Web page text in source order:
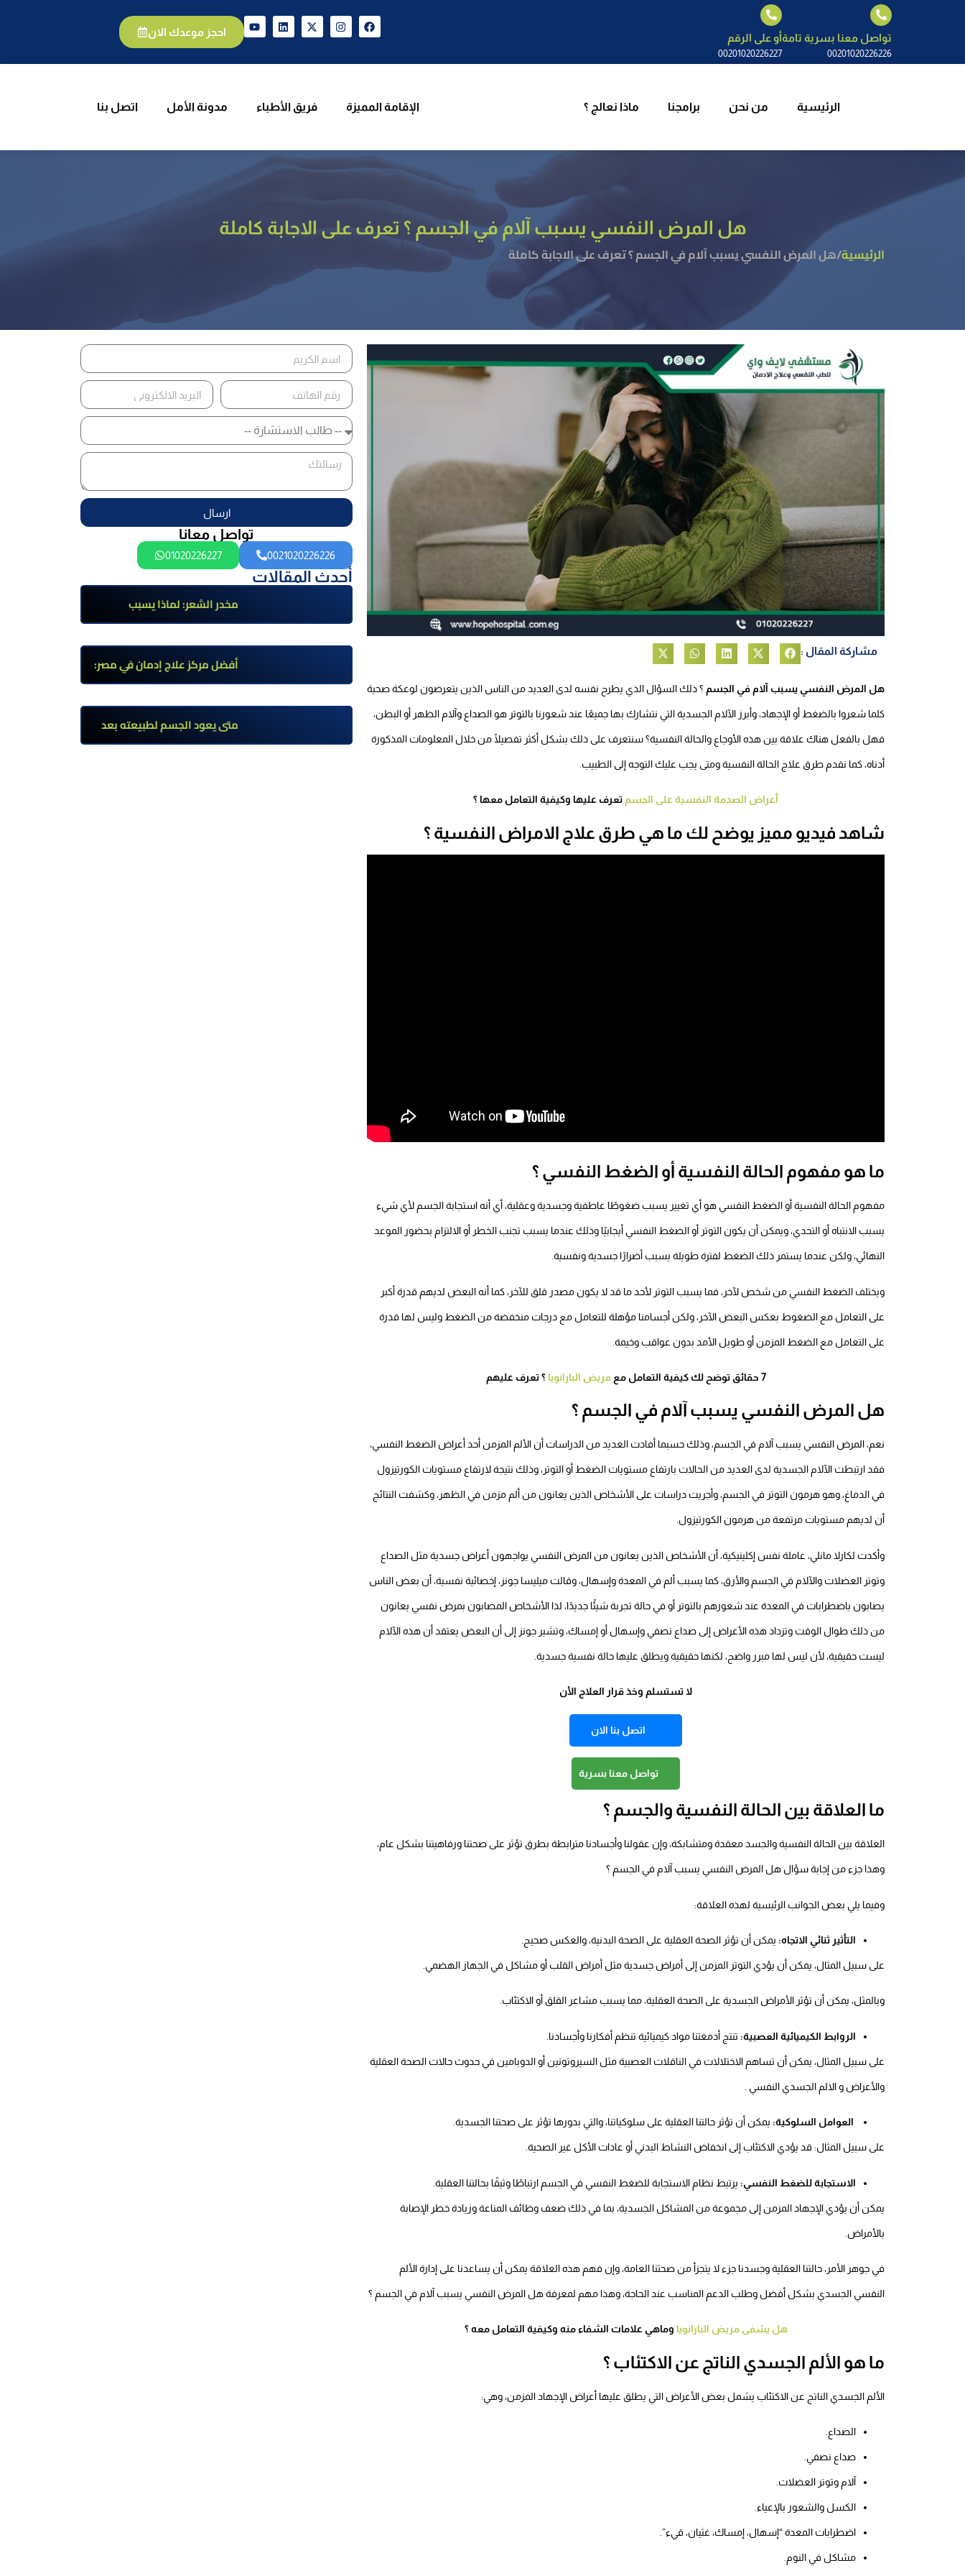
تواصل معنا بسرية تامة
00201020226226
أو على الرقم
00201020226227
احجز موعدك الان
الرئيسية من نحن برامجنا ماذا نعالج ؟ الإقامة المميزة فريق الأطباء مدونة الأمل اتصل بنا
فريق الأطباء مدونة الأمل اتصل بنا
هل المرض النفسي يسبب آلام في الجسم ؟ تعرف على الاجابة كاملة
الرئيسية/هل المرض النفسي يسبب آلام في الجسم ؟ تعرف على الاجابة كاملة
مشاركة المقال :
هل المرض النفسي يسبب آلام في الجسم ؟ ذلك السؤال الذي يطرح نفسه لدى العديد من الناس الذين يتعرضون لوعكة صحية
كلما شعروا بالضغط أو الإجهاد، وأبرز الآلام الجسدية التي نتشارك بها جميعًا عند شعورنا بالتوتر هو الصداع وآلام الظهر أو البطن،
فهل بالفعل هناك علاقة بين هذه الأوجاع والحالة النفسية؟ سنتعرف على ذلك بشكل أكثر تفصيلًا من خلال المعلومات المذكورة
أدناه، كما نقدم طرق علاج الحالة النفسية ومتى يجب عليك التوجه إلى الطبيب.
أعراض الصدمة النفسية على الجسم تعرف عليها وكيفية التعامل معها ؟
شاهد فيديو مميز يوضح لك ما هي طرق علاج الامراض النفسية ؟
ما هو مفهوم الحالة النفسية أو الضغط النفسي ؟
مفهوم الحالة النفسية أو الضغط النفسي هو أي تغيير يسبب ضغوطًا عاطفية وجسدية وعقلية، أي أنه استجابة الجسم لأي شيء
يسبب الانتباه أو التحدي، ويمكن أن يكون التوتر أو الضغط النفسي أيجابيًا وذلك عندما يسبب تجنب الخطر أو الالتزام بحضور الموعد
النهائي، ولكن عندما يستمر ذلك الضغط لفترة طويلة يسبب أضرارًا جسدية ونفسية.
ويختلف الضغط النفسي من شخص لآخر، فما يسبب التوتر لأحد ما قد لا يكون مصدر قلق للآخر، كما أنه البعض لديهم قدرة أكبر
على التعامل مع الضغوط بعكس البعض الآخر، ولكن أجسامنا مؤهلة للتعامل مع درجات منخفضة من الضغط وليس لها قدرة
على التعامل مع الضغط المزمن أو طويل الأمد بدون عواقب وخيمة.
7 حقائق توضح لك كيفية التعامل مع مريض البارانويا ؟ تعرف عليهم
هل المرض النفسي يسبب آلام في الجسم ؟
نعم، المرض النفسي يسبب آلام في الجسم، وذلك حسبما أفادت العديد من الدراسات أن الألم المزمن أحد أعراض الضغط النفسي،
فقد ارتبطت الآلام الجسدية لدى العديد من الحالات بارتفاع مستويات الضغط أو التوتر، وذلك نتيجة لارتفاع مستويات الكورتيزول
في الدماغ، وهو هرمون التوتر في الجسم، وأجريت دراسات على الأشخاص الذين يعانون من ألم مزمن في الظهر، وكشفت النتائج
أن لديهم مستويات مرتفعة من هرمون الكورتيزول.
وأكدت لكارلا مانلي، عاملة نفس إكلينيكية، أن الأشخاص الذين يعانون من المرض النفسي يواجهون أعراض جسدية مثل الصداع
وتوتر العضلات والآلام في الجسم والأرق، كما يسبب ألم في المعدة وإسهال، وقالت ميليسا جونز، إخصائية نفسية، أن بعض الناس
يصابون باضطرابات في المعدة عند شعورهم بالتوتر أو في حالة تجربة شيئًا جديدًا، لذا الأشخاص المصابون بمرض نفسي يعانون
من ذلك طوال الوقت وتزداد هذه الأعراض إلى صداع نصفي وإسهال أو إمساك، وتشير جونز إلى أن البعض يعتقد أن هذه الآلام
ليست حقيقية، لأن ليس لها مبرر واضح، لكنها حقيقية ويطلق عليها حالة نفسية جسدية.
لا تستسلم وخذ قرار العلاج الأن
اتصل بنا الان
تواصل معنا بسرية
ما العلاقة بين الحالة النفسية والجسم ؟
العلاقة بين الحالة النفسية والجسد معقدة ومتشابكة، وإن عقولنا وأجسادنا مترابطة بطرق تؤثر على صحتنا ورفاهيتنا بشكل عام،
وهذا جزء من إجابة سؤال هل المرض النفسي يسبب آلام في الجسم ؟
وفيما يلي بعض الجوانب الرئيسية لهذه العلاقة:
التأثير ثنائي الاتجاه: يمكن أن تؤثر الصحة العقلية على الصحة البدنية، والعكس صحيح.
على سبيل المثال، يمكن أن يؤدي التوتر المزمن إلى أمراض جسدية مثل أمراض القلب أو مشاكل في الجهاز الهضمي.
وبالمثل، يمكن أن تؤثر الأمراض الجسدية على الصحة العقلية، مما يسبب مشاعر القلق أو الاكتئاب.
الروابط الكيميائية العصبية: تنتج أدمغتنا مواد كيميائية تنظم أفكارنا وأجسادنا.
على سبيل المثال، يمكن أن تساهم الاختلالات في الناقلات العصبية مثل السيروتونين أو الدوبامين في حدوث حالات الصحة العقلية
والأعراض و الالم الجسدي النفسي .
العوامل السلوكية: يمكن أن تؤثر حالتنا العقلية على سلوكياتنا، والتي بدورها تؤثر على صحتنا الجسدية.
على سبيل المثال: قد يؤدي الاكتئاب إلى انخفاض النشاط البدني أو عادات الأكل غير الصحية.
الاستجابة للضغط النفسي: يرتبط نظام الاستجابة للضغط النفسي في الجسم ارتباطًا وثيقًا بحالتنا العقلية.
يمكن أن يؤدي الإجهاد المزمن إلى مجموعة من المشاكل الجسدية، بما في ذلك ضعف وظائف المناعة وزيادة خطر الإصابة
بالأمراض.
في جوهر الأمر، حالتنا العقلية وجسدنا جزء لا يتجزأ من صحتنا العامة، وإن فهم هذه العلاقة يمكن أن يساعدنا على إدارة الألم
النفسي الجسدي بشكل أفضل وطلب الدعم المناسب عند الحاجة، وهذا مهم لمعرفة هل المرض النفسي يسبب آلام في الجسم ؟
هل يشفى مريض البارانويا وماهي علامات الشفاء منه وكيفية التعامل معه ؟
ما هو الألم الجسدي الناتج عن الاكتئاب ؟
الألم الجسدي الناتج عن الاكتئاب يشمل بعض الأعراض التي يطلق عليها أعراض الإجهاد المزمن، وهي:
الصداع.
صداع نصفي.
آلام وتوتر العضلات.
الكسل والشعور بالإعياء.
اضطرابات المعدة “إسهال، إمساك، غثيان، قيء”.
مشاكل في النوم.
ارسال
تواصل معانا
0021020226226
01020226227
أحدث المقالات
مخدر الشعر: لماذا يسبب
الإدمان؟ تعرف على أضراره
وأعراضه وطرق العلاج
أفضل مركز علاج إدمان في مصر:
برامج علاج معتمدة وتعافي آمن
تحت إشراف طبي
متى يعود الجسم لطبيعته بعد
ترك مخدر الآيس؟ مراحل التعافي